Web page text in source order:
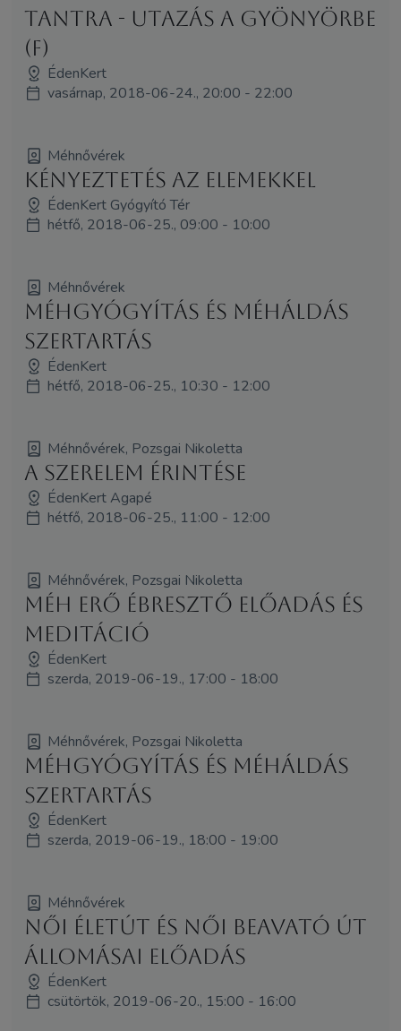
Tantra - utazás a gyönyörbe
(F)
ÉdenKert
vasárnap, 2018-06-24., 20:00 - 22:00
Méhnővérek
Kényeztetés az elemekkel
ÉdenKert Gyógyító Tér
hétfő, 2018-06-25., 09:00 - 10:00
Méhnővérek
Méhgyógyítás és MéhÁldás
szertartás
ÉdenKert
hétfő, 2018-06-25., 10:30 - 12:00
Méhnővérek, Pozsgai Nikoletta
A SzerElem Érintése
ÉdenKert Agapé
hétfő, 2018-06-25., 11:00 - 12:00
Méhnővérek, Pozsgai Nikoletta
Méh Erő Ébresztő előadás és
meditáció
ÉdenKert
szerda, 2019-06-19., 17:00 - 18:00
Méhnővérek, Pozsgai Nikoletta
Méhgyógyítás és MéhÁldás
szertartás
ÉdenKert
szerda, 2019-06-19., 18:00 - 19:00
Méhnővérek
Női Életút és Női Beavató Út
állomásai előadás
ÉdenKert
csütörtök, 2019-06-20., 15:00 - 16:00